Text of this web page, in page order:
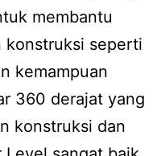
membantu
konstruksi seperti
kemampuan
360 derajat yang
konstruksi dan